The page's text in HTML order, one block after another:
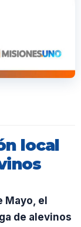
local
Mayo, el
de alevinos